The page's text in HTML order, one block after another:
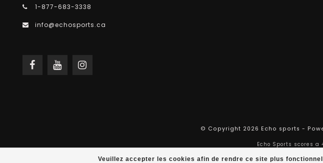
Veuillez accepter les cookies afin de rendre ce site plus
1-877-683-3338
info@echosports.ca
© Copyright 2026 Echo sports -
Echo Sports scores a